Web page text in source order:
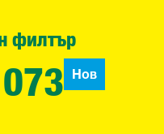
филтър
Нов